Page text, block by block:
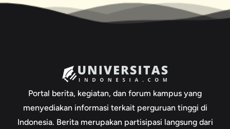
Portal berita, kegiatan, dan forum kampus yang
menyediakan informasi terkait perguruan tinggi di
Indonesia. Berita merupakan partisipasi langsung dari